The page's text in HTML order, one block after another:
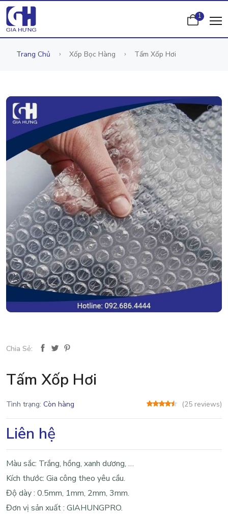
1
Trang Chủ Xốp Bọc Hàng Tấm Xốp Hơi
Chia Sẻ:
Tấm Xốp Hơi
Tình trạng: Còn hàng (25 reviews)
Liên hệ
Màu sắc: Trắng, hồng, xanh dương, …
Kích thước: Gia công theo yêu cầu.
Độ dày : 0.5mm, 1mm, 2mm, 3mm.
Đơn vị sản xuất : GIAHUNGPRO.